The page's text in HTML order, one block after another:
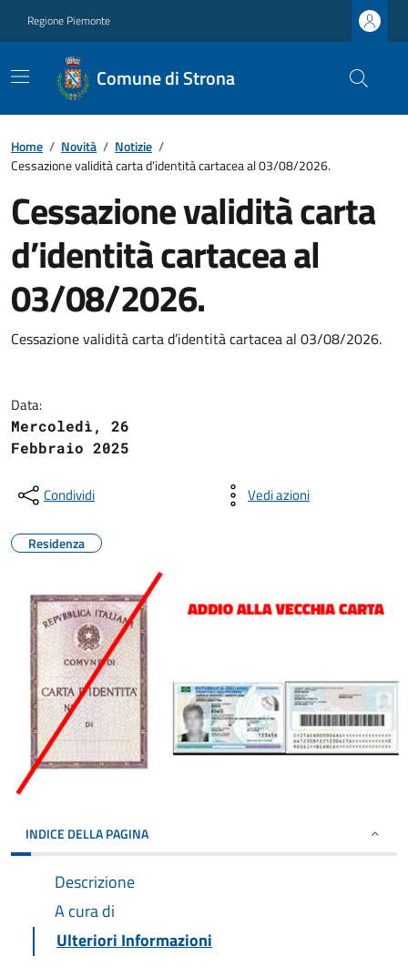
Regione Piemonte
Comune di Strona
Home / Novità / Notizie /
Cessazione validità carta d’identità cartacea al 03/08/2026.
Cessazione validità carta
d’identità cartacea al
03/08/2026.
Cessazione validità carta d’identità cartacea al 03/08/2026.
Data:
Mercoledì, 26
Febbraio 2025
Condividi Vedi azioni
Residenza
INDICE DELLA PAGINA
Descrizione
A cura di
Ulteriori Informazioni